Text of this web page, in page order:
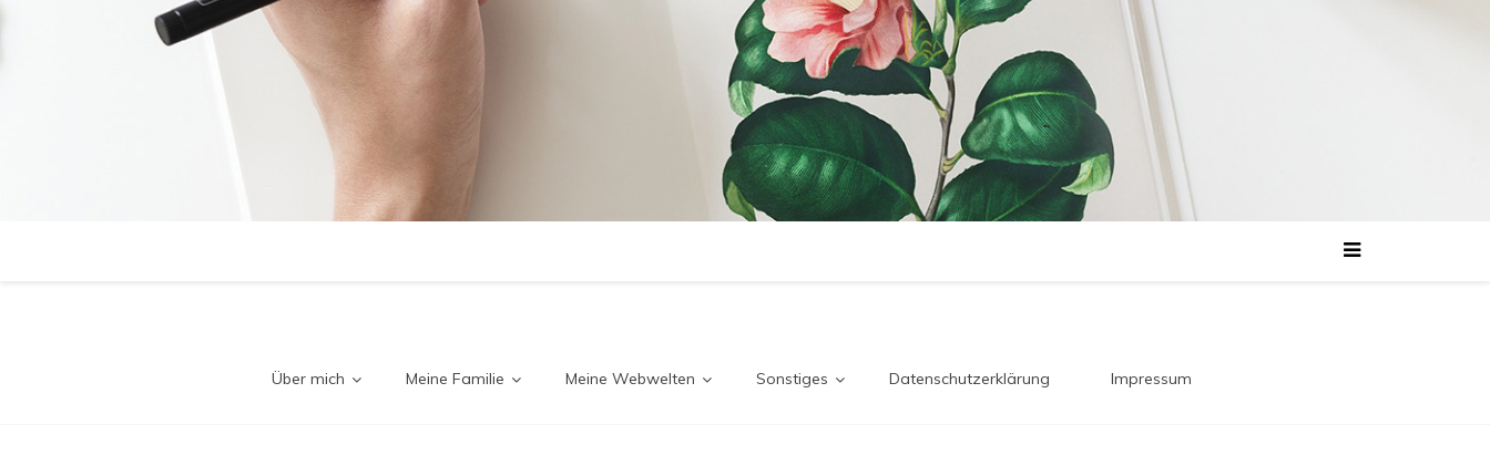
Über mich Meine Familie Meine Webwelten Sonstiges Datenschutzerklärung Impressum